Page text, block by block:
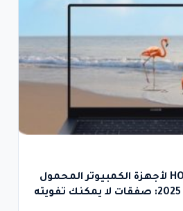
أفضل اختيارات HONOR لأجهزة الكمبيوتر المحمول